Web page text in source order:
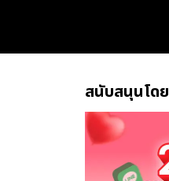
สนับสนุนโดย